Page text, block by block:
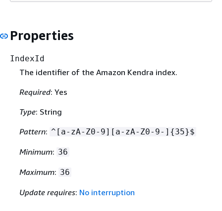
Properties
IndexId
The identifier of the Amazon Kendra index.
Required: Yes
Type: String
Pattern: ^[a-zA-Z0-9][a-zA-Z0-9-] {35}$
Minimum: 36
Maximum: 36
Update requires: No interruption